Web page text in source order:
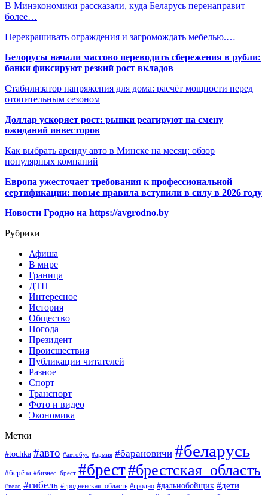
В Минэкономики рассказали, куда Беларусь перенаправит
более…
Перекрашивать ограждения и загромождать мебелью.…
Белорусы начали массово переводить сбережения в рубли:
банки фиксируют резкий рост вкладов
Стабилизатор напряжения для дома: расчёт мощности перед
отопительным сезоном
Доллар ускоряет рост: рынки реагируют на смену
ожиданий инвесторов
Как выбрать аренду авто в Минске на месяц: обзор
популярных компаний
Европа ужесточает требования к профессиональной
сертификации: новые правила вступили в силу в 2026 году
Новости Гродно на https://avgrodno.by
Рубрики
Афиша
В мире
Граница
ДТП
Интересное
История
Общество
Погода
Президент
Происшествия
Публикации читателей
Разное
Спорт
Транспорт
Фото и видео
Экономика
Метки
#tochka #авто #автобус #армия #барановичи #беларусь
#берёза #бизнес_брест #брест#брестская_область
#вело #гибель #гродненская_область #гродно #дальнобойщик #дети